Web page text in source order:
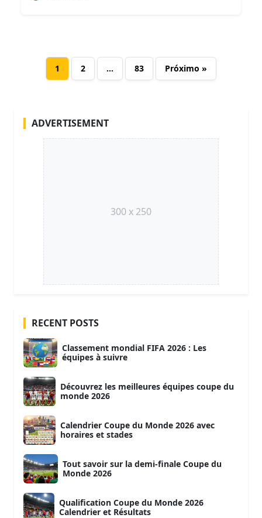
1 2 … 83 Próximo »
ADVERTISEMENT
300 x 250
RECENT POSTS
Classement mondial FIFA 2026 : Les
équipes à suivre
Découvrez les meilleures équipes coupe du
monde 2026
Calendrier Coupe du Monde 2026 avec
horaires et stades
Tout savoir sur la demi-finale Coupe du
Monde 2026
Qualification Coupe du Monde 2026
Calendrier et Résultats